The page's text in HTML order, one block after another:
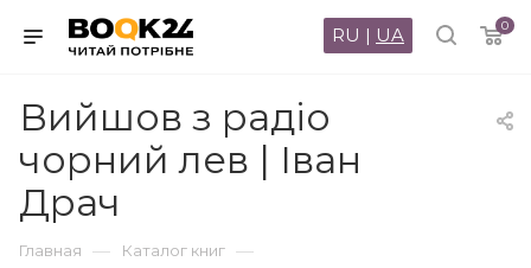
0
RU | UA
Вийшов з радіо
чорний лев | Іван
Драч
Главная — Каталог книг —